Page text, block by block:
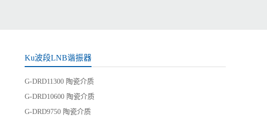
Ku波段LNB谐振器
G-DRD11300 陶瓷介质
G-DRD10600 陶瓷介质
G-DRD9750 陶瓷介质